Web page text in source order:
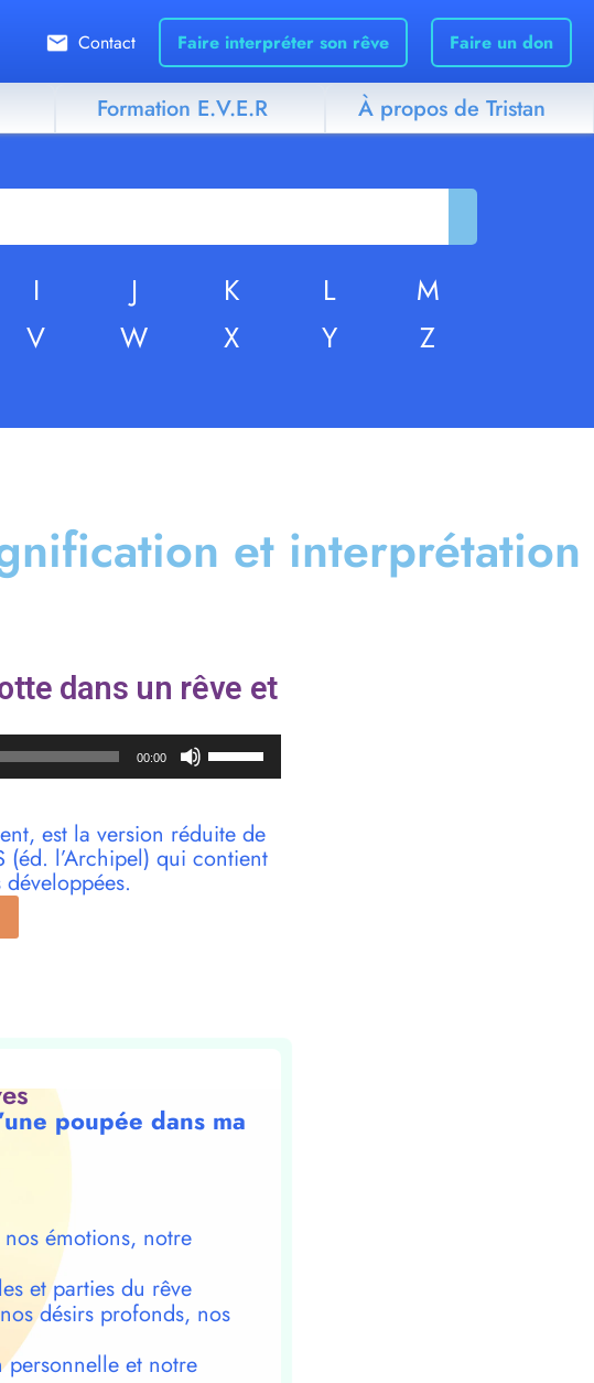
Contact Faire interpréter son rêve Faire un don
Formation E.V.E.R À propos de Tristan
I J K L
M
V W X Y Z
et interprétation
dans un rêve et
00:00
haut/bas
pour
augmenter
est la version réduite de
(éd. l’Archipel) qui contient
poupée dans ma
émotions, notre
et parties du rêve
désirs profonds, nos
et notre